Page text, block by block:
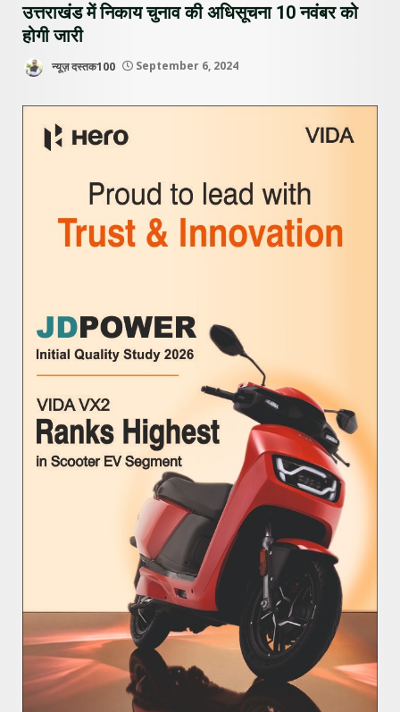
उत्तराखंड में निकाय चुनाव की अधिसूचना 10 नवंबर को
होगी जारी
न्यूज़ दस्तक100 September 6, 2024